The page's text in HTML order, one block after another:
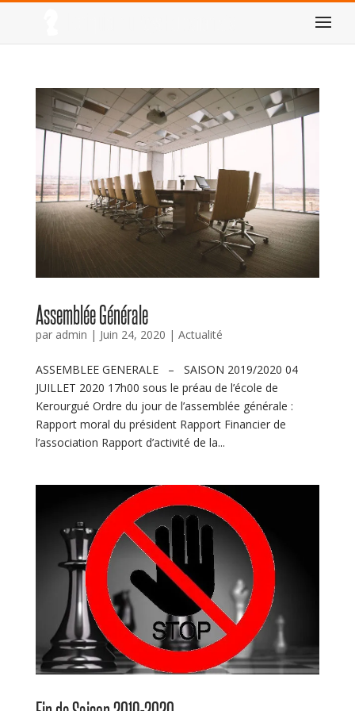
Assemblée Générale
par admin | Juin 24, 2020 | Actualité
ASSEMBLEE GENERALE – SAISON 2019/2020 04
JUILLET 2020 17h00 sous le préau de l’école de
Kerourgué Ordre du jour de l’assemblée générale :
Rapport moral du président Rapport Financier de
l’association Rapport d’activité de la...